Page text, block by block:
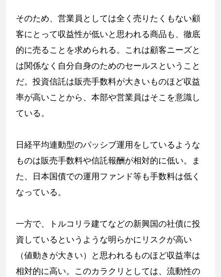
そのため、営業員としては全く売りたくもない顧
客にとって収益性が低いと思われる商品も、徹底
的に売ることを求められる。これは顧客ニーズと
は関係なく自分自身のためのセールスということ
だ。投資信託は販売手数料が大きいものほど収益
率が高いことから、本部や営業員はそこを意識し
ている。
日経平均連動型のパッシブ運用をしているような
ものは販売手数料や信託報酬が相対的に低い。ま
た、日本国債での運用ファンド等も手数料は低く
なっている。
一方で、トルコリラ建てなどの新興国の社債に投
資しているというような明らかにリスクが高い
（値動きが大きい）と思われるものほど収益率は
相対的に高い。このカラクリとしては、流動性の